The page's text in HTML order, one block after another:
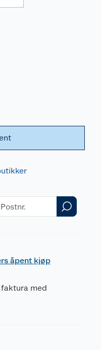
åpent kjøp
med